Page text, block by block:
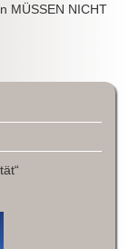
MÜSSEN NICHT